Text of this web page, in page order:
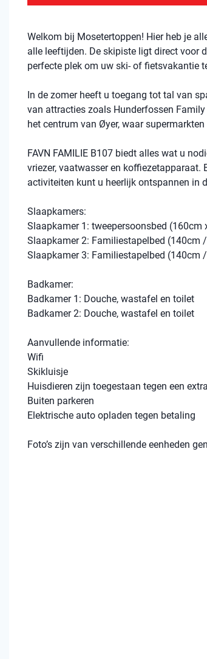
Welkom bij Mosetertoppen! Hier heb je
alle leeftijden. De skipiste ligt direct voor
perfecte plek om uw ski- of fietsvakantie
In de zomer heeft u toegang tot tal van
van attracties zoals Hunderfossen
het centrum van Øyer, waar
FAVN FAMILIE B107 biedt alles wat u
vriezer, vaatwasser en koffiezetapparaat.
activiteiten kunt u heerlijk ontspannen in
Slaapkamers:
Slaapkamer 1: tweepersoonsbed (160cm
Slaapkamer 2: Familiestapelbed (140cm
Slaapkamer 3: Familiestapelbed (140cm
Badkamer:
Badkamer 1: Douche, wastafel en toilet
Badkamer 2: Douche, wastafel en toilet
Aanvullende informatie:
Wifi
Skikluisje
Huisdieren zijn toegestaan tegen een
Buiten parkeren
Elektrische auto opladen tegen betaling
Foto’s zijn van verschillende eenheden